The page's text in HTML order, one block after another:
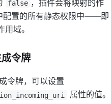
false ，插件会将映射的作
配置的所有静态权限中——即
域。
令牌
令牌，可以设置
属性的值。